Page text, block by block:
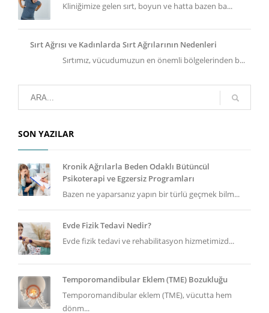
Kliniğimize gelen sırt, boyun ve hatta bazen ba...
Sırt Ağrısı ve Kadınlarda Sırt Ağrılarının Nedenleri
Sırtımız, vücudumuzun en önemli bölgelerinden b...
SON YAZILAR
Kronik Ağrılarla Beden Odaklı Bütüncül
Psikoterapi ve Egzersiz Programları
Bazen ne yaparsanız yapın bir türlü geçmek bilm...
Evde Fizik Tedavi Nedir?
Evde fizik tedavi ve rehabilitasyon hizmetimizd...
Temporomandibular Eklem (TME) Bozukluğu
Temporomandibular eklem (TME), vücutta hem
dönm...